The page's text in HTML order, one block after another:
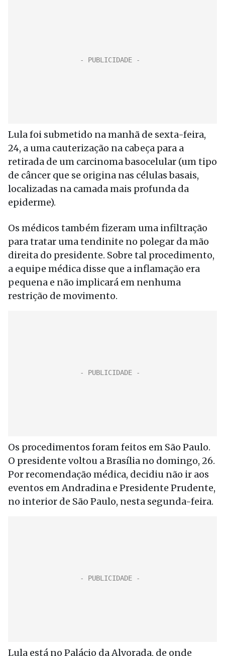
Lula foi submetido na manhã de sexta-feira,
24, a uma cauterização na cabeça para a
retirada de um carcinoma basocelular (um tipo
de câncer que se origina nas células basais,
localizadas na camada mais profunda da
epiderme).
Os médicos também fizeram uma infiltração
para tratar uma tendinite no polegar da mão
direita do presidente. Sobre tal procedimento,
a equipe médica disse que a inflamação era
pequena e não implicará em nenhuma
restrição de movimento.
Os procedimentos foram feitos em São Paulo.
O presidente voltou a Brasília no domingo, 26.
Por recomendação médica, decidiu não ir aos
eventos em Andradina e Presidente Prudente,
no interior de São Paulo, nesta segunda-feira.
Lula está no Palácio da Alvorada, de onde